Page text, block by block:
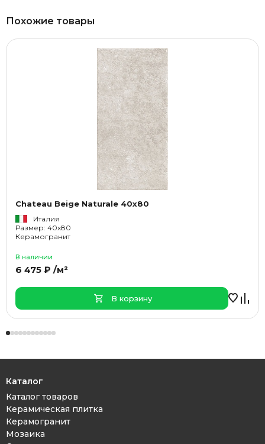
Похожие товары
Chateau Beige Naturale 40x80
Италия
Размер: 40x80
Керамогранит
В наличии
6 475 ₽ /м²
В корзину
Каталог
Каталог товаров
Керамическая плитка
Керамогранит
Мозаика